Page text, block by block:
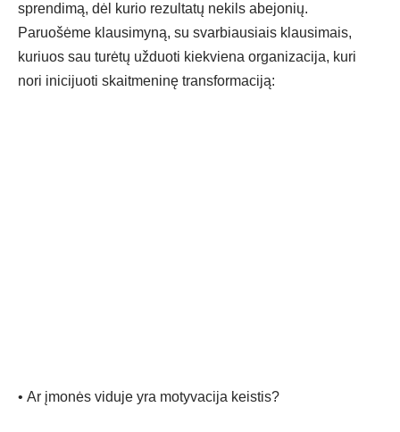
sprendimą, dėl kurio rezultatų nekils abejonių.
Paruošėme klausimyną, su svarbiausiais klausimais,
kuriuos sau turėtų užduoti kiekviena organizacija, kuri
nori inicijuoti skaitmeninę transformaciją:
• Ar įmonės viduje yra motyvacija keistis?